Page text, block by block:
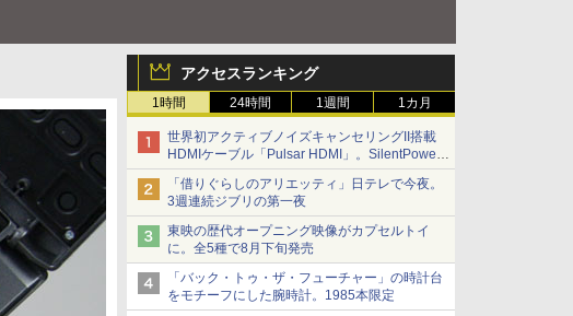
アクセスランキング
1時間 24時間 1週間 1カ月
世界初アクティブノイズキャンセリングII搭載
HDMIケーブル「Pulsar HDMI」。SilentPower
から
「借りぐらしのアリエッティ」日テレで今夜。
3週連続ジブリの第一夜
東映の歴代オープニング映像がカプセルトイ
に。全5種で8月下旬発売
「バック・トゥ・ザ・フューチャー」の時計台
をモチーフにした腕時計。1985本限定